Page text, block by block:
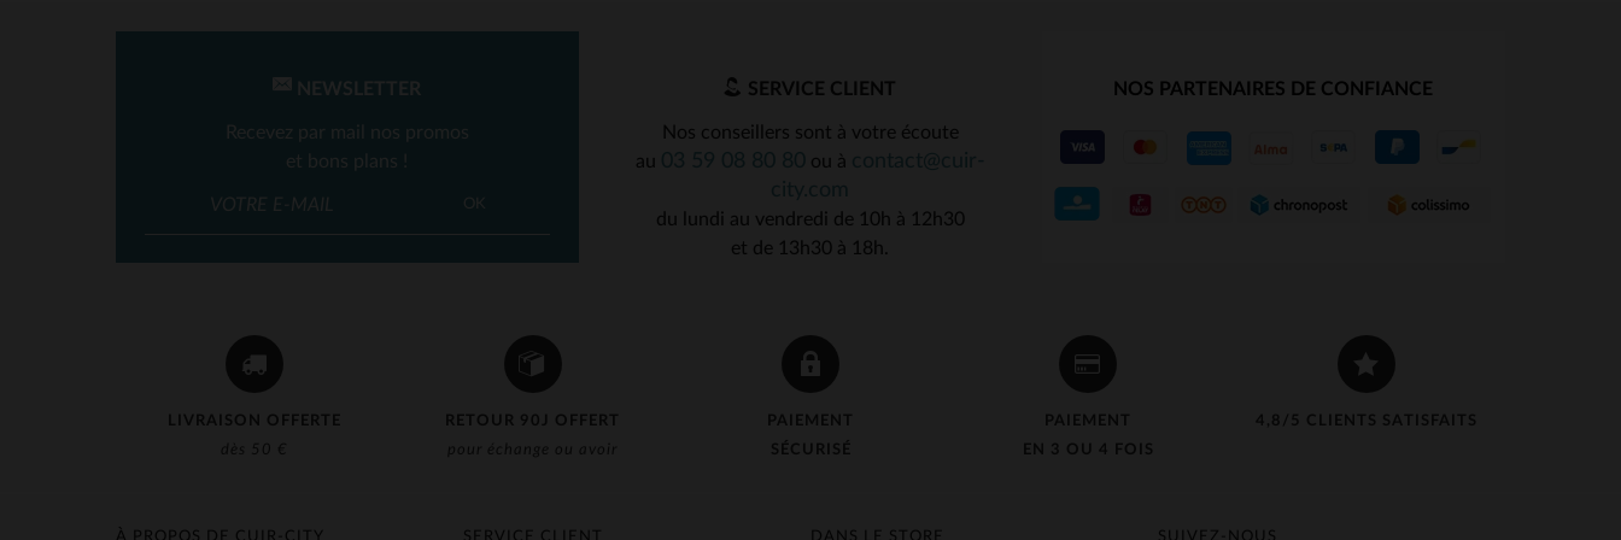
LIVRAISON OFFERTE
dès 50 €
RETOUR 90J OFFERT
pour échange ou avoir
PAIEMENT
SÉCURISÉ
PAIEMENT
EN 3 OU 4 FOIS
4,8/5 CLIENTS SATISFAITS
NEWSLETTER
Recevez par mail nos promos
et bons plans !
OK
SERVICE CLIENT
Nos conseillers sont à votre écoute
au
ou à
du lundi au vendredi de 10h à 12h30
et de 13h30 à 18h.
NOS PARTENAIRES DE CONFIANCE